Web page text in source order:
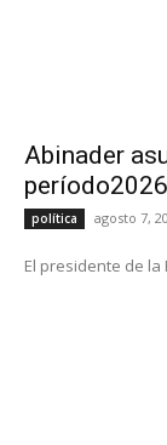
Abinader
política agosto 7,
El presidente de la